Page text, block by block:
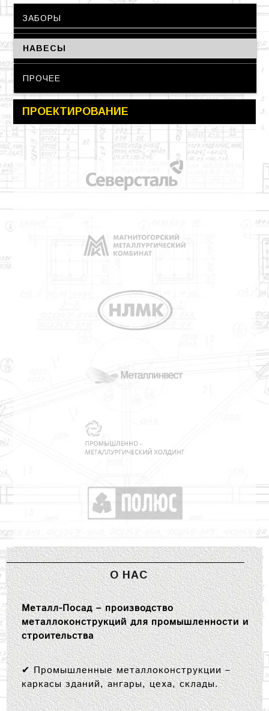
ЗАБОРЫ
НАВЕСЫ
ПРОЧЕЕ
ПРОЕКТИРОВАНИЕ
О НАС
Металл-Посад – производство
металлоконструкций для промышленности и
строительства
✔Промышленные металлоконструкции–
каркасы зданий, ангары, цеха, склады.